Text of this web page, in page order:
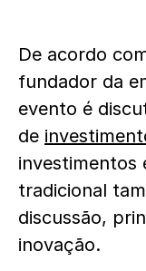
De acordo
fundador da
evento é
de
investimentos
tradicional
discussão,
inovação.